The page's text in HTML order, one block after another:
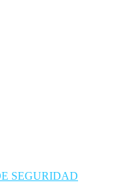
SEGURIDAD